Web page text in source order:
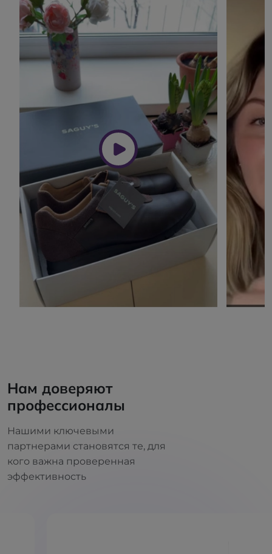
Нам доверяют
профессионалы
Нашими ключевыми
партнерами становятся те, для
кого важна проверенная
эффективность